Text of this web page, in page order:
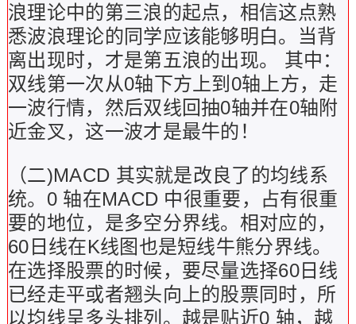
浪理论中的第三浪的起点，相信这点熟
悉波浪理论的同学应该能够明白。当背
离出现时，才是第五浪的出现。 其中：
双线第一次从0轴下方上到0轴上方，走
一波行情，然后双线回抽0轴并在0轴附
近金叉，这一波才是最牛的！
（二)MACD 其实就是改良了的均线系
统。0 轴在MACD 中很重要，占有很重
要的地位，是多空分界线。相对应的，
60日线在K线图也是短线牛熊分界线。
在选择股票的时候，要尽量选择60日线
已经走平或者翘头向上的股票同时，所
以均线呈多头排列。越是贴近0 轴，越